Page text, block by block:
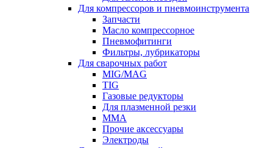
Для компрессоров и пневмоинструмента
Запчасти
Масло компрессорное
Пневмофитинги
Фильтры, лубрикаторы
Для сварочных работ
MIG/MAG
TIG
Газовые редукторы
Для плазменной резки
ММА
Прочие аксессуары
Электроды